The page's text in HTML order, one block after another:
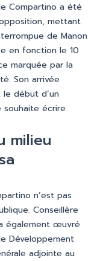
Compartino a été
mettant
de Manon
en fonction le 10
marquée par la
Son arrivée
début d’un
souhaite écrire
milieu
n’est pas
Conseillère
également œuvré
Développement
adjointe au